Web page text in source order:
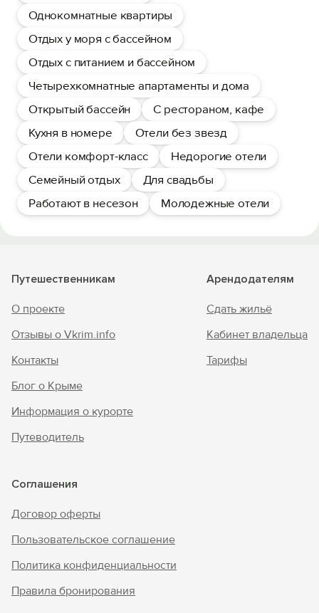
Однокомнатные квартиры
Отдых у моря с бассейном
Отдых с питанием и бассейном
Четырехкомнатные апартаменты и дома
Открытый бассейн
С рестораном, кафе
Кухня в номере
Отели без звезд
Отели комфорт-класс
Недорогие отели
Семейный отдых
Для свадьбы
Работают в несезон
Молодежные отели
Путешественникам
О проекте
Отзывы о Vkrim.info
Контакты
Блог о Крыме
Информация о курорте
Путеводитель
Арендодателям
Сдать жильё
Кабинет владельца
Тарифы
Соглашения
Договор оферты
Пользовательское соглашение
Политика конфиденциальности
Правила бронирования